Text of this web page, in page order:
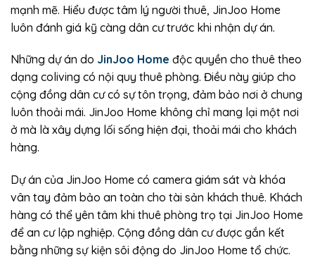
mạnh mẽ. Hiểu được tâm lý người thuê, JinJoo Home
luôn đánh giá kỹ càng dân cư trước khi nhận dự án.
Những dự án do JinJoo Home độc quyền cho thuê theo
dạng coliving có nội quy thuê phòng. Điều này giúp cho
cộng đồng dân cư có sự tôn trọng, đảm bảo nơi ở chung
luôn thoải mái. JinJoo Home không chỉ mang lại một nơi
ở mà là xây dựng lối sống hiện đại, thoải mái cho khách
hàng.
Dự án của JinJoo Home có camera giám sát và khóa
vân tay đảm bảo an toàn cho tài sản khách thuê. Khách
hàng có thể yên tâm khi thuê phòng trọ tại JinJoo Home
để an cư lập nghiệp. Cộng đồng dân cư được gắn kết
bằng những sự kiện sôi động do JinJoo Home tổ chức.